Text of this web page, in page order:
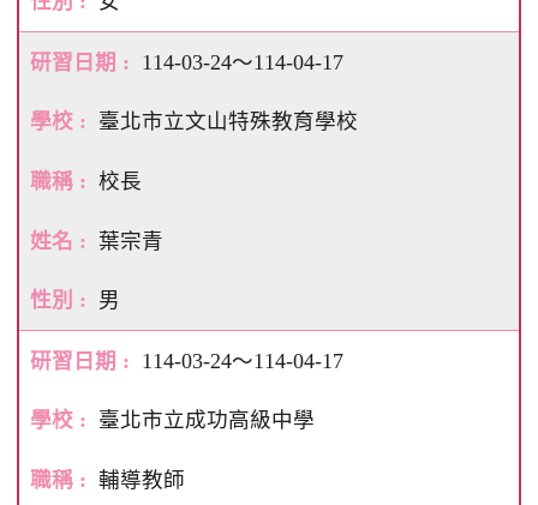
114-03-24～114-04-17
臺北市立文山特殊教育學校
校長
葉宗青
男
114-03-24～114-04-17
臺北市立成功高級中學
輔導教師